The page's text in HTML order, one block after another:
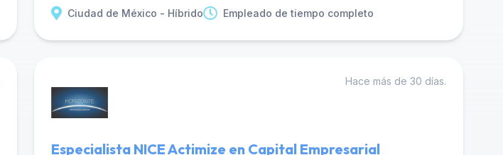
Ciudad de México - Híbrido Empleado de tiempo completo
Hace más de 30 días.
Especialista NICE Actimize en Capital Empresarial